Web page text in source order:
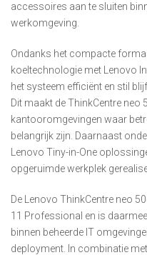
accessoires aan te sluiten
werkomgeving.
Ondanks het compacte
koeltechnologie met Lenovo
het systeem efficiënt en stil
Dit maakt de ThinkCentre
kantooromgevingen waar
belangrijk zijn. Daarnaast
Lenovo Tiny-in-One
opgeruimde werkplek
De Lenovo ThinkCentre neo
11 Professional en is
binnen beheerde IT
deployment. In combinatie